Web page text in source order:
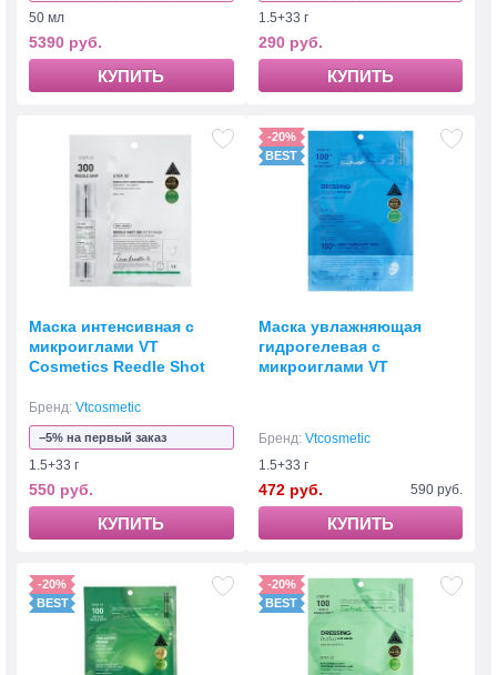
50 мл
5390 руб.
КУПИТЬ
1.5+33 г
290 руб.
КУПИТЬ
Маска интенсивная с
микроиглами VT
Cosmetics Reedle Shot
Бренд: Vtcosmetic
−5% на первый заказ
1.5+33 г
550 руб.
КУПИТЬ
Маска увлажняющая
гидрогелевая с
микроиглами VT
Бренд: Vtcosmetic
-20%
1.5+33 г
472 руб. 590 руб.
КУПИТЬ
-20% -20%